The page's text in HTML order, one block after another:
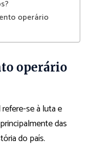
operário
operário
se à luta e
das
do país.